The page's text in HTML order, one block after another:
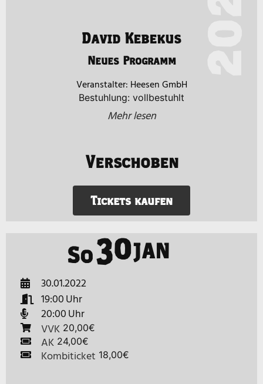
David Kebekus
Neues Programm
Heesen GmbH
Bestuhlung: vollbestuhlt
Mehr lesen
Verschoben
Tickets kaufen
So30JAN
30.01.2022
19:00
20:00
VVK 20,00€
AK 24,00€
Kombiticket 18,00€